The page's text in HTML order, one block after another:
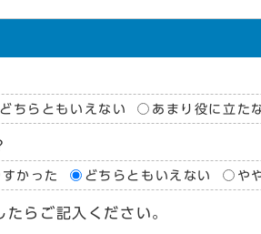
どちらともいえない あまり役に立た
かった どちらともいえない や
らご記入ください。